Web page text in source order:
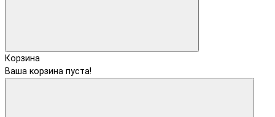
Корзина
Ваша корзина пуста!